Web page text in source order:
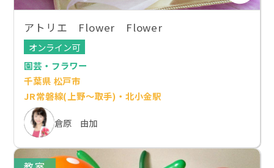
アトリエ Flower Flower
オンライン可
園芸・フラワー
千葉県 松戸市
JR常磐線(上野～取手)・北小金駅
倉原 由加